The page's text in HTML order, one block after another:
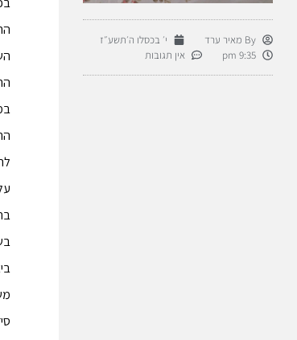
By מאיר ערד
י׳ בכסלו ה׳תשע״ז
9:35 pm
אין תגובות